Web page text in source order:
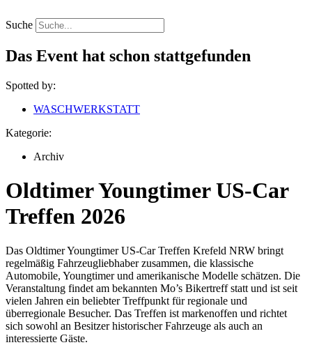
Inhalt
springen
Suche
Das Event hat schon stattgefunden
Spotted by:
WASCHWERKSTATT
Kategorie:
Archiv
Oldtimer Youngtimer US-Car
Treffen 2026
Das Oldtimer Youngtimer US-Car Treffen Krefeld NRW bringt
regelmäßig Fahrzeugliebhaber zusammen, die klassische
Automobile, Youngtimer und amerikanische Modelle schätzen. Die
Veranstaltung findet am bekannten Mo’s Bikertreff statt und ist seit
vielen Jahren ein beliebter Treffpunkt für regionale und
überregionale Besucher. Das Treffen ist markenoffen und richtet
sich sowohl an Besitzer historischer Fahrzeuge als auch an
interessierte Gäste.